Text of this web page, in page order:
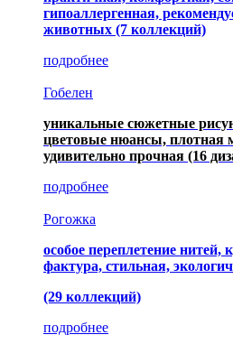
гипоаллергенная,
животных (7 коллекций)
подробнее
Гобелен
уникальные сюжетные
цветовые нюансы, плотная
удивительно прочная (16
подробнее
Рогожка
особое переплетение нитей,
фактура, стильная,
(29 коллекций)
подробнее